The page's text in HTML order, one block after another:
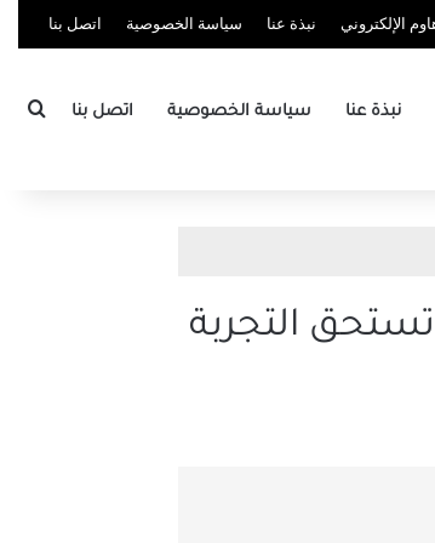
الإلكتروني نبذة عنا سياسة الخصوصية اتصل بنا
نبذة عنا سياسة الخصوصية اتصل بنا